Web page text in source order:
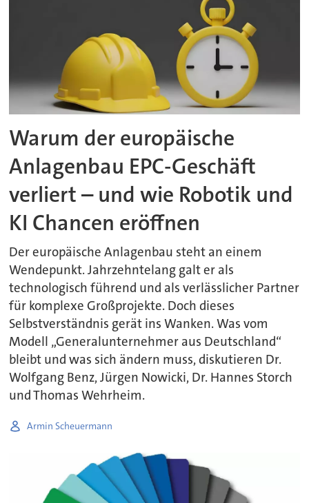
Warum der europäische
Anlagenbau EPC-Geschäft
verliert – und wie Robotik und
KI Chancen eröffnen
Der europäische Anlagenbau steht an einem
Wendepunkt. Jahrzehntelang galt er als
technologisch führend und als verlässlicher Partner
für komplexe Großprojekte. Doch dieses
Selbstverständnis gerät ins Wanken. Was vom
Modell „Generalunternehmer aus Deutschland“
bleibt und was sich ändern muss, diskutieren Dr.
Wolfgang Benz, Jürgen Nowicki, Dr. Hannes Storch
und Thomas Wehrheim.
Armin Scheuermann